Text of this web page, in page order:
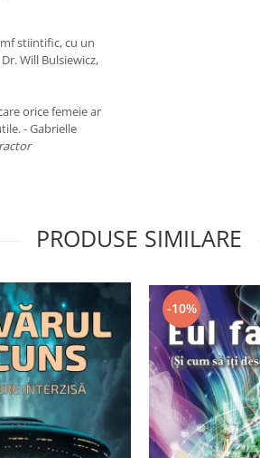
stiintific, cu un
Will Bulsiewicz,
orice femeie ar
- Gabrielle
PRODUSE SIMILARE
-10%